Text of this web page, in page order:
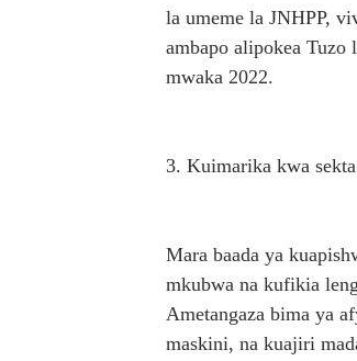
la umeme la JNHPP,
ambapo alipokea Tuzo
mwaka 2022.
3. Kuimarika kwa
Mara baada ya
mkubwa na kufikia
Ametangaza bima ya
maskini, na kuajiri